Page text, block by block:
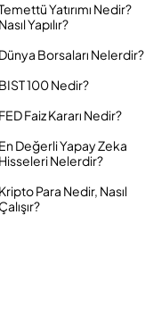
Yatırımı Nedir?
Nasıl Yapılır?
Dünya Borsaları Nelerdir?
BIST 100 Nedir?
FED Faiz Kararı Nedir?
En Değerli Yapay Zeka
Hisseleri Nelerdir?
Kripto Para Nedir, Nasıl
Çalışır?